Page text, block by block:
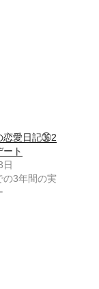
恋愛日記㊱2
ト
の3年間の実